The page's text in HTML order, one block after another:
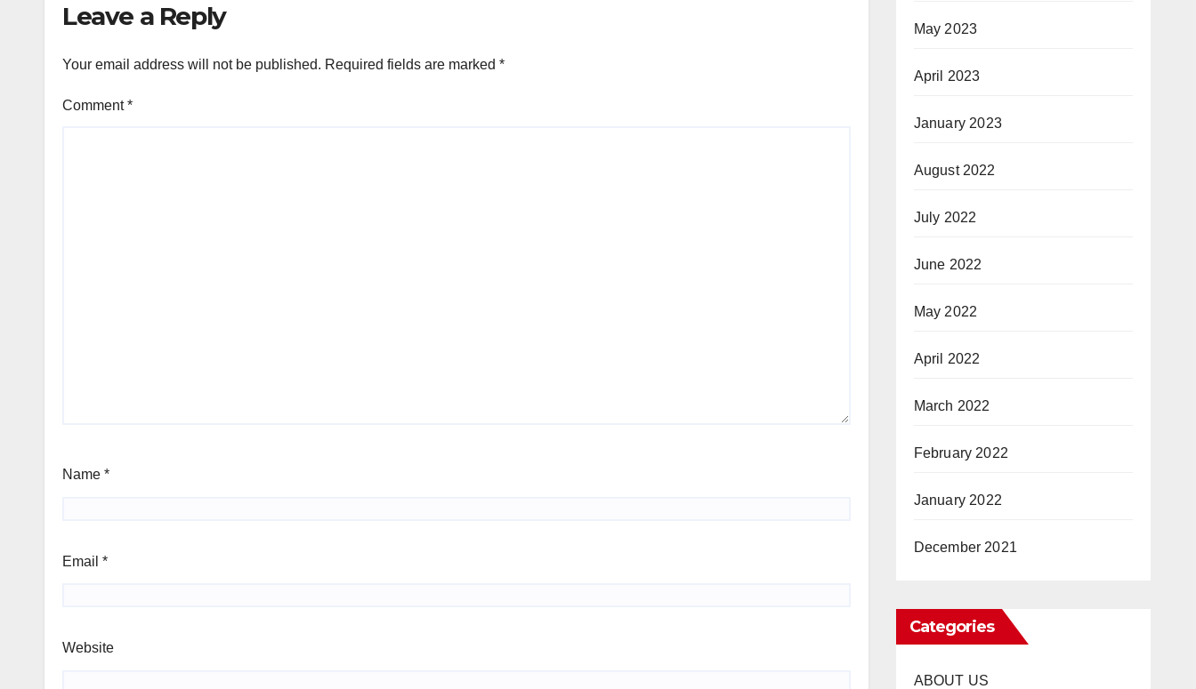
Leave a Reply
Your email address will not be published. Required fields are marked *
Comment*
Name *
Email *
Website
May 2023
April 2023
January 2023
August 2022
July 2022
June 2022
May 2022
April 2022
March 2022
February 2022
January 2022
December 2021
Categories
ABOUT US